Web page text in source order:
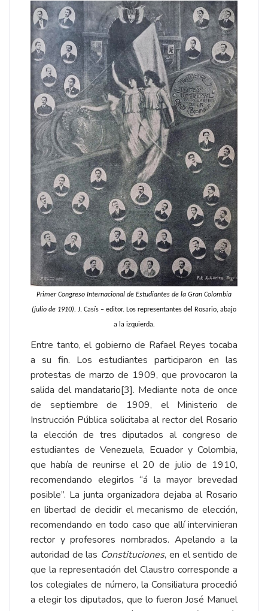
Primer Congreso Internacional de Estudiantes de la Gran Colombia
(julio de 1910). J. Casís – editor. Los representantes del Rosario, abajo
a la izquierda.
Entre tanto, el gobierno de Rafael Reyes tocaba
a su fin. Los estudiantes participaron en las
protestas de marzo de 1909, que provocaron la
salida del mandatario[3]. Mediante nota de once
de septiembre de 1909, el Ministerio de
Instrucción Pública solicitaba al rector del Rosario
la elección de tres diputados al congreso de
estudiantes de Venezuela, Ecuador y Colombia,
que había de reunirse el 20 de julio de 1910,
recomendando elegirlos “á la mayor brevedad
posible”. La junta organizadora dejaba al Rosario
en libertad de decidir el mecanismo de elección,
recomendando en todo caso que allí intervinieran
rector y profesores nombrados. Apelando a la
autoridad de las Constituciones, en el sentido de
que la representación del Claustro corresponde a
los colegiales de número, la Consiliatura procedió
a elegir los diputados, que lo fueron José Manuel